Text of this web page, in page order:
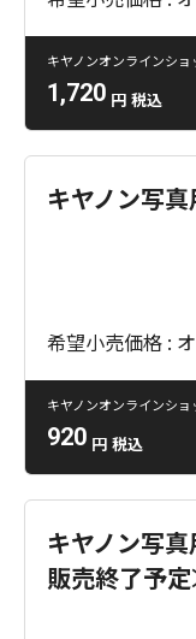
キヤノンオンラインショ
1,720 円 税込
キヤノン写
希望小売価格 :
キヤノンオンラインショ
920 円 税込
キヤノン写
販売終了予